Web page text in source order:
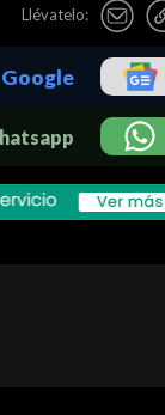
Llévatelo:
Google